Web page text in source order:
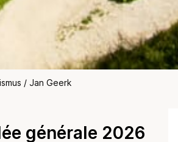
générale 2026
/ Jan Geerk